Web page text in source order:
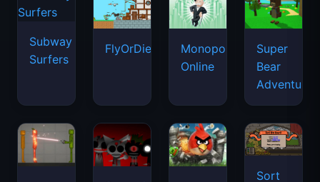
Subway
Surfers
FlyOrDie.io
Monopoly
Online
Super
Bear
Adventure
Sort